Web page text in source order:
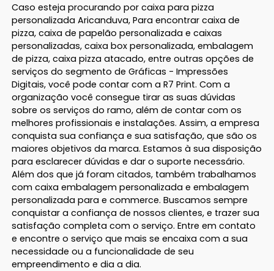
Caso esteja procurando por caixa para pizza
personalizada Aricanduva, Para encontrar caixa de
pizza, caixa de papelão personalizada e caixas
personalizadas, caixa box personalizada, embalagem
de pizza, caixa pizza atacado, entre outras opções de
serviços do segmento de Gráficas - Impressões
Digitais, você pode contar com a R7 Print. Com a
organização você consegue tirar as suas dúvidas
sobre os serviços do ramo, além de contar com os
melhores profissionais e instalações. Assim, a empresa
conquista sua confiança e sua satisfação, que são os
maiores objetivos da marca. Estamos à sua disposição
para esclarecer dúvidas e dar o suporte necessário.
Além dos que já foram citados, também trabalhamos
com caixa embalagem personalizada e embalagem
personalizada para e commerce. Buscamos sempre
conquistar a confiança de nossos clientes, e trazer sua
satisfação completa com o serviço. Entre em contato
e encontre o serviço que mais se encaixa com a sua
necessidade ou a funcionalidade de seu
empreendimento e dia a dia.